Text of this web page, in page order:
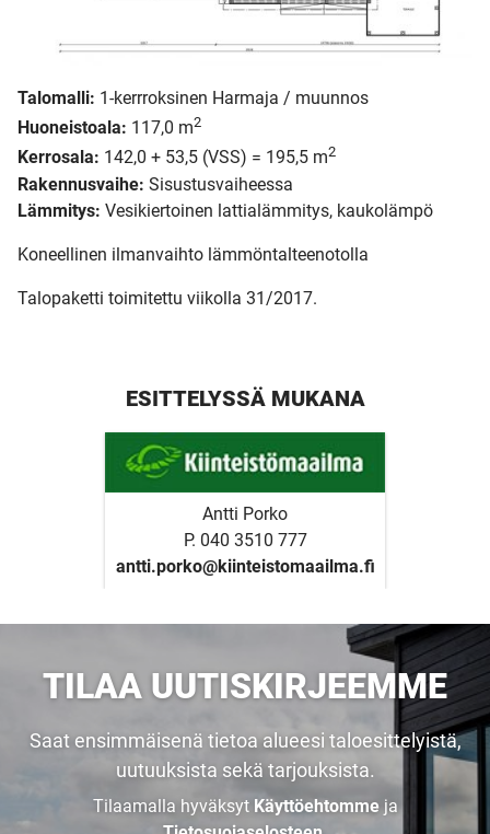
Talomalli: 1-kerrroksinen Harmaja / muunnos
Huoneistoala: 117,0 m2
Kerrosala: 142,0 + 53,5 (VSS) = 195,5 m2
Rakennusvaihe: Sisustusvaiheessa
Lämmitys: Vesikiertoinen lattialämmitys, kaukolämpö
Koneellinen ilmanvaihto lämmöntalteenotolla
Talopaketti toimitettu viikolla 31/2017.
ESITTELYSSÄ MUKANA
Antti Porko
P. 040 3510 777
antti.porko@kiinteistomaailma.fi
TILAA UUTISKIRJEEMME
Saat ensimmäisenä tietoa alueesi taloesittelyistä,
uutuuksista sekä tarjouksista.
Tilaamalla hyväksyt Käyttöehtommeja